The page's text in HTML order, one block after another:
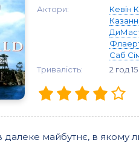
Актори:
Кевін
Казанн
Саб
Тривалість:
2 год
майбутнє, в якому